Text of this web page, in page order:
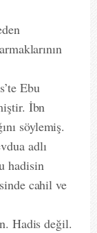
Ebu
İbn
söylemiş.
adlı
hadisin
cahil ve
Hadis değil.